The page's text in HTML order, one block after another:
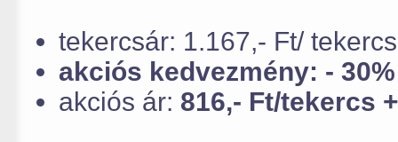
tekercsár: 1.167,- Ft/
akciós kedvezmény: - 30%
akciós ár: 816,- Ft/tekercs